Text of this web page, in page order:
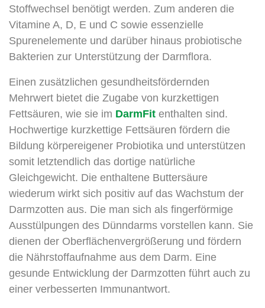
Stoffwechsel benötigt werden. Zum anderen die
Vitamine A, D, E und C sowie essenzielle
Spurenelemente und darüber hinaus probiotische
Bakterien zur Unterstützung der Darmflora.
Einen zusätzlichen gesundheitsfördernden
Mehrwert bietet die Zugabe von kurzkettigen
Fettsäuren, wie sie im DarmFit enthalten sind.
Hochwertige kurzkettige Fettsäuren fördern die
Bildung körpereigener Probiotika und unterstützen
somit letztendlich das dortige natürliche
Gleichgewicht. Die enthaltene Buttersäure
wiederum wirkt sich positiv auf das Wachstum der
Darmzotten aus. Die man sich als fingerförmige
Ausstülpungen des Dünndarms vorstellen kann. Sie
dienen der Oberflächenvergrößerung und fördern
die Nährstoffaufnahme aus dem Darm. Eine
gesunde Entwicklung der Darmzotten führt auch zu
einer verbesserten Immunantwort.